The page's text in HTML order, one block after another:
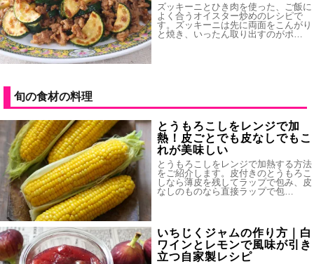
ズッキーニとひき肉を使った、ご飯に
よく合うオイスター炒めのレシピで
す。ズッキーニは先に両面をこんがり
と焼き、いったん取り出すのがポ…
旬の食材の料理
とうもろこしをレンジで加
熱！皮ごとでも皮なしでもこ
れが美味しい
とうもろこしをレンジで加熱する方法
をご紹介します。皮付きのとうもろこ
しなら薄皮を残してラップで包み、皮
なしのものなら直接ラップで包…
いちじくジャムの作り方｜白
ワインとレモンで風味が引き
立つ自家製レシピ